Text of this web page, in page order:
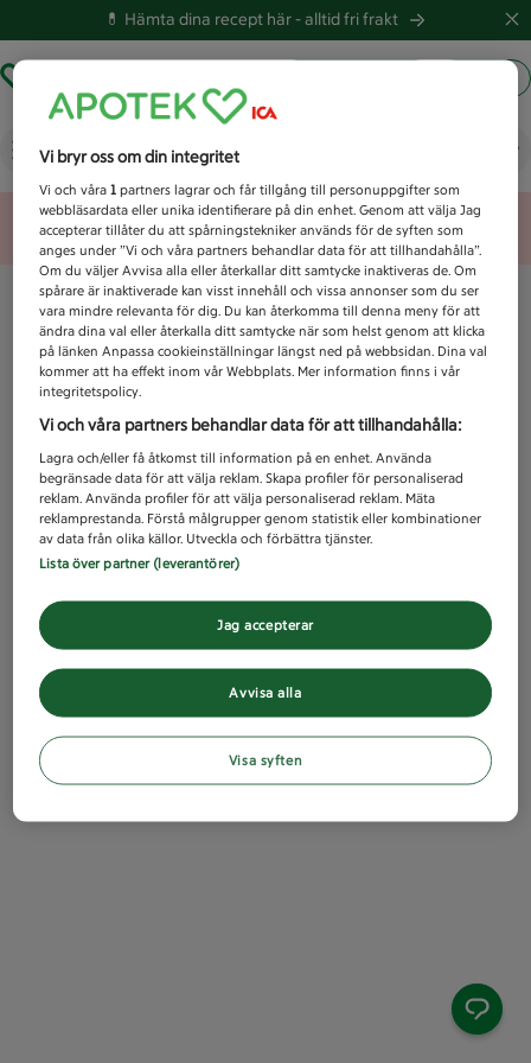
💊 Hämta dina recept här -alltid fri frakt
Vad letar du efter idag?
Unknown error
Vi bryr oss om din integritet
Vi och våra1 partners lagrar och får tillgång till personuppgifter som
webbläsardata eller unika identifierare på din enhet. Genom att välja Jag
accepterar tillåter du att spårningstekniker används för de syften som
anges under ”Vi och våra partners behandlar data för att tillhandahålla”.
Om du väljer Avvisa alla eller återkallar ditt samtycke inaktiveras de. Om
spårare är inaktiverade kan visst innehåll och vissa annonser som du ser
vara mindre relevanta för dig. Du kan återkomma till denna meny för att
ändra dina val eller återkalla ditt samtycke när som helst genom att klicka
på länken Anpassa cookieinställningar längst ned på webbsidan. Dina val
kommer att ha effekt inom vår Webbplats. Mer information finns i vår
integritetspolicy.
Vi och våra partners behandlar data för att tillhandahålla:
Lagra och/eller få åtkomst till information på en enhet. Använda
begränsade data för att välja reklam. Skapa profiler för personaliserad
reklam. Använda profiler för att välja personaliserad reklam. Mäta
reklamprestanda. Förstå målgrupper genom statistik eller kombinationer
av data från olika källor. Utveckla och förbättra tjänster.
Lista över partner (leverantörer)
Avvisa alla
Jag accepterar
Visa syften